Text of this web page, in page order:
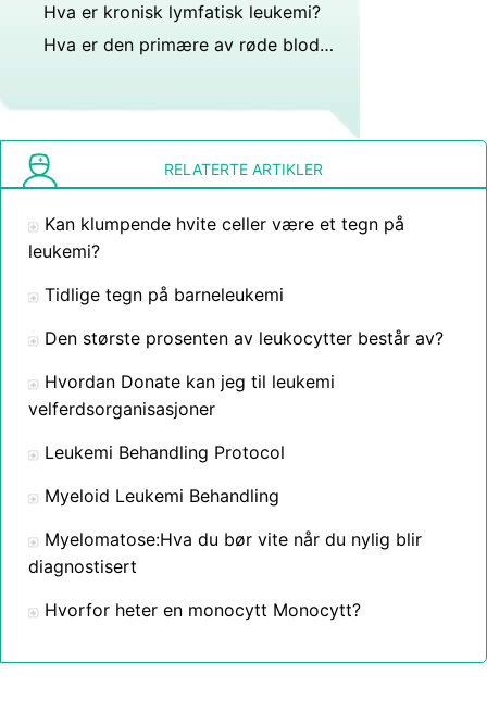
Hva er kronisk lymfatisk leukemi?
Hva er den primære av røde blodceller?
RELATERTE ARTIKLER
Kan klumpende hvite celler være et tegn på
leukemi?
Tidlige tegn på barneleukemi
Den største prosenten av leukocytter består av?
Hvordan Donate kan jeg til leukemi
velferdsorganisasjoner
Leukemi Behandling Protocol
Myeloid Leukemi Behandling
Myelomatose:Hva du bør vite når du nylig blir
diagnostisert
Hvorfor heter en monocytt Monocytt?